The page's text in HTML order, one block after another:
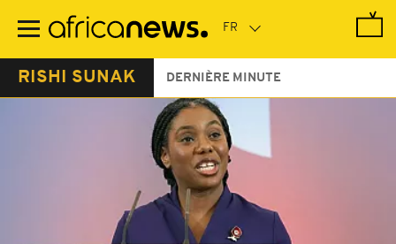
contenu
RISHI SUNAK DERNIÈRE MINUTE